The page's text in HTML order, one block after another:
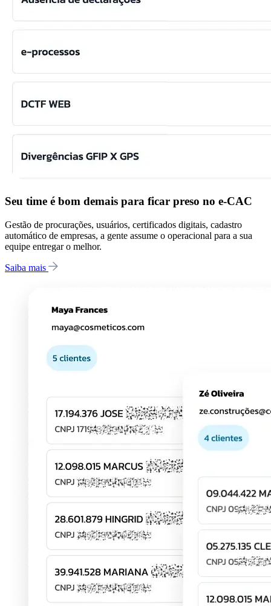
Seu time é bom demais para ficar preso no e-CAC
Gestão de procurações, usuários, certificados digitais, cadastro
automático de empresas, a gente assume o operacional para a sua
equipe entregar o melhor.
Saiba mais